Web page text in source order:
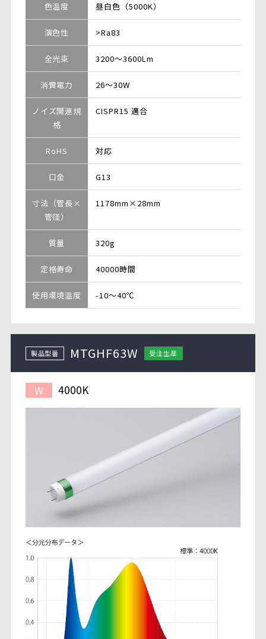
色温度 昼白色（5000K）
演色性 >Ra83
全光束 3200～3600Lm
消費電力 26～30W
ノイズ関連規
格
CISPR15 適合
RoHS 対応
口金 G13
寸法（管長×
管径）
1178mm×28mm
質量 320g
定格寿命 40000時間
使用環境温度 -10～40℃
製品型番 MTGHF63W 受注生産
W 4000K